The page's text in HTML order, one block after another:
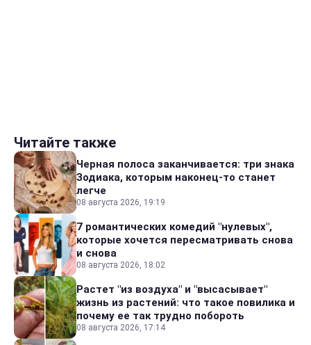
Читайте также
Черная полоса заканчивается: три знака
Зодиака, которым наконец-то станет
легче
08 августа 2026, 19:19
7 романтических комедий "нулевых",
которые хочется пересматривать снова
и снова
08 августа 2026, 18:02
Растет "из воздуха" и "высасывает"
жизнь из растений: что такое повилика и
почему ее так трудно побороть
08 августа 2026, 17:14